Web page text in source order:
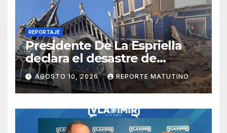
REPORTAJE
Presidente De La Espriella
declara el desastre de
carácter nacional tras
terremoto de magnitud 7,4
AGOSTO 10, 2026 REPORTE MATUTINO